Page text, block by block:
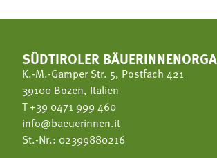
SÜDTIROLER
K.-M.-Gamper Str. 5, Postfach 421
39100 Bozen, Italien
T+39 0471 999 460
info@baeuerinnen.it
St.-Nr.: 02399880216